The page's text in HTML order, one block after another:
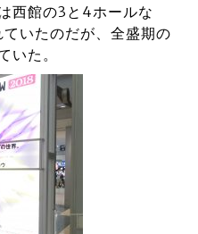
西館の3と4ホールな
いたのだが、全盛期の
いた。